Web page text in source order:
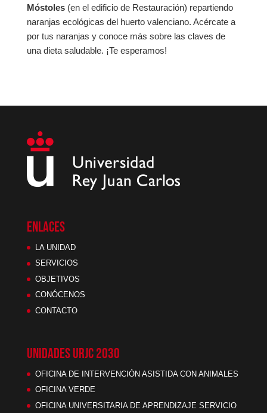
Móstoles(en el edificio de Restauración) repartiendo
naranjas ecológicas del huerto valenciano. Acércate a
por tus naranjas y conoce más sobre las claves de
una dieta saludable. ¡Te esperamos!
ENLACES
LA UNIDAD
SERVICIOS
OBJETIVOS
CONÓCENOS
CONTACTO
UNIDADES URJC 2030
OFICINA DE INTERVENCIÓN ASISTIDA CON ANIMALES
OFICINA VERDE
OFICINA UNIVERSITARIA DE APRENDIZAJE SERVICIO